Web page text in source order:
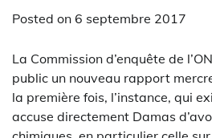
Posted on 6 septembre 2017
La Commission d’enquête de
public un nouveau rapport
la première fois, l’instance, qui
accuse directement Damas